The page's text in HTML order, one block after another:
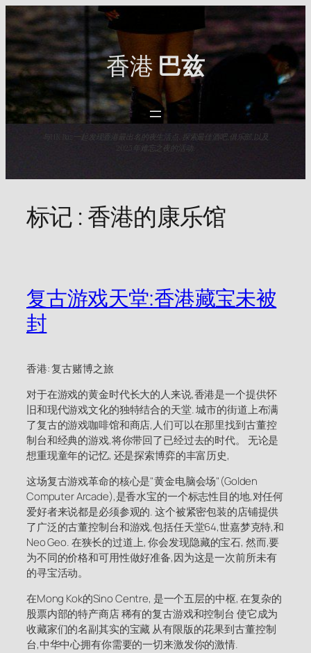
Skip
to
content
香港 巴兹
与HK Baz一起发现香港最出名的夜生活点. 探索最佳酒吧,俱乐部,以及
2025年难忘之夜的活动.
标记 :香港的康乐馆
复古游戏天堂:香港藏宝未被
封
香港: 复古赌博之旅
对于在游戏的黄金时代长大的人来说,香港是一个提供怀
旧和现代游戏文化的独特结合的天堂. 城市的街道上布满
了复古的游戏咖啡馆和商店,人们可以在那里找到古董控
制台和经典的游戏,将你带回了已经过去的时代。 无论是
想重现童年的记忆, 还是探索博弈的丰富历史,
这场复古游戏革命的核心是"黄金电脑会场"(Golden
Computer Arcade),是香水宝的一个标志性目的地,对任何
爱好者来说都是必须参观的. 这个被紧密包装的店铺提供
了广泛的古董控制台和游戏,包括任天堂64,世嘉梦克特,和
Neo Geo. 在狭长的过道上, 你会发现隐藏的宝石, 然而,要
为不同的价格和可用性做好准备,因为这是一次前所未有
的寻宝活动。
在Mong Kok的Sino Centre, 是一个五层的中枢, 在复杂的
股票内部的特产商店 稀有的复古游戏和控制台 使它成为
收藏家们的名副其实的宝藏 从有限版的花果到古董控制
台,中华中心拥有你需要的一切来激发你的激情.